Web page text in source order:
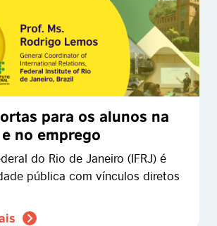
para os alunos na
no emprego
do Rio de Janeiro (IFRJ) é
pública com vínculos diretos